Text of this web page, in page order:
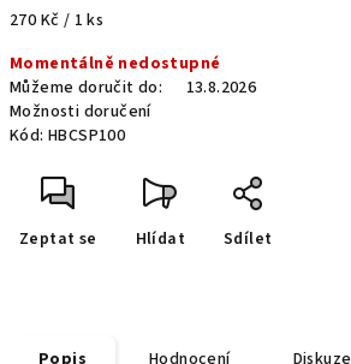
Měrná
270 Kč / 1 ks
Momentálně nedostupné
Můžeme doručit do:
13.8.2026
Možnosti doručení
Kód: HBCSP100
Zeptat se Hlídat Sdílet
Popis Hodnocení Diskuze